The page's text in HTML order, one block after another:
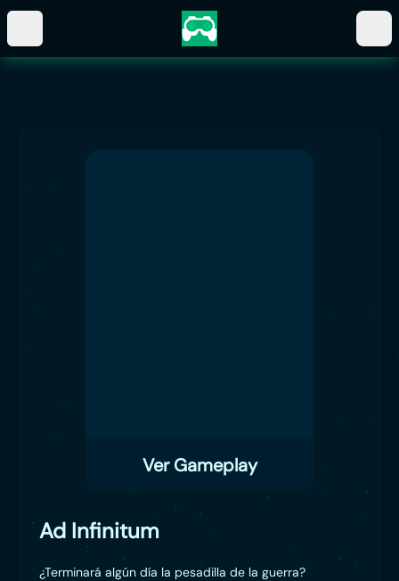
Ver Gameplay
Ad Infinitum
¿Terminará algún día la pesadilla de la guerra?